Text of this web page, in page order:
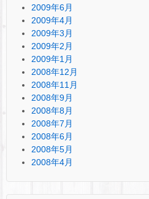
2009年6月
2009年4月
2009年3月
2009年2月
2009年1月
2008年12月
2008年11月
2008年9月
2008年8月
2008年7月
2008年6月
2008年5月
2008年4月